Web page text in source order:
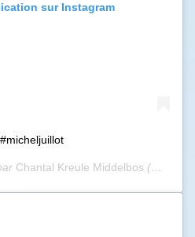
sur Instagram
Chantal Kreule Middelbos (@chantalmiddelbos) le